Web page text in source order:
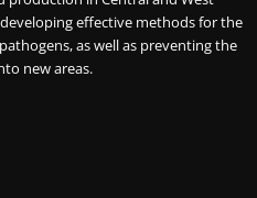
effective methods for the
as well as preventing the
new areas.